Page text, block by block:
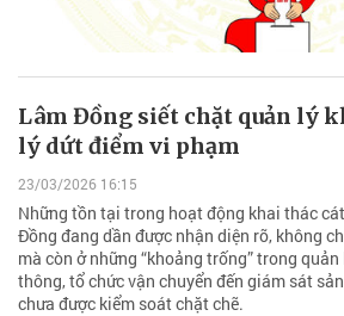
Lâm Đồng siết chặt quản lý
lý dứt điểm vi phạm
23/03/2026 16:15
Những tồn tại trong hoạt động khai thác
Đồng đang dần được nhận diện rõ, không
mà còn ở những “khoảng trống” trong
thông, tổ chức vận chuyển đến giám sát
chưa được kiểm soát chặt chẽ.